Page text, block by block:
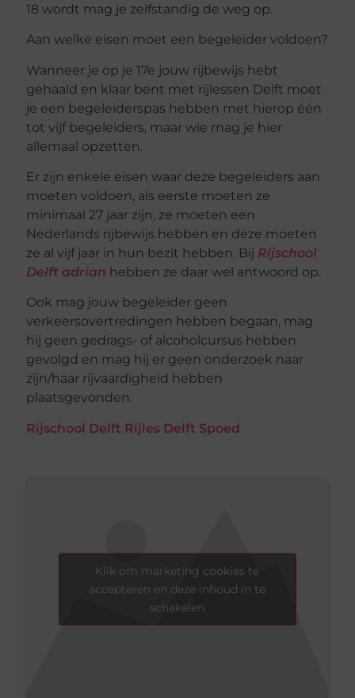
18 wordt mag je zelfstandig de weg op.
Aan welke eisen moet een begeleider voldoen?
Wanneer je op je 17e jouw rijbewijs hebt
gehaald en klaar bent met rijlessen Delft moet
je een begeleiderspas hebben met hierop één
tot vijf begeleiders, maar wie mag je hier
allemaal opzetten.
Er zijn enkele eisen waar deze begeleiders aan
moeten voldoen, als eerste moeten ze
minimaal 27 jaar zijn, ze moeten een
Nederlands rijbewijs hebben en deze moeten
ze al vijf jaar in hun bezit hebben. Bij Rijschool
Delft adrian hebben ze daar wel antwoord op.
Ook mag jouw begeleider geen
verkeersovertredingen hebben begaan, mag
hij geen gedrags- of alcoholcursus hebben
gevolgd en mag hij er geen onderzoek naar
zijn/haar rijvaardigheid hebben
plaatsgevonden.
Rijschool Delft Rijles Delft Spoed
Klik om marketing cookies te
accepteren en deze inhoud in te
schakelen